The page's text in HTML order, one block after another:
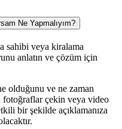
Ne Yapmalıyım?
sahibi veya kiralama
anlatın ve çözüm için
olduğunu ve ne zaman
fotoğraflar çekin veya video
bir şekilde açıklamanıza